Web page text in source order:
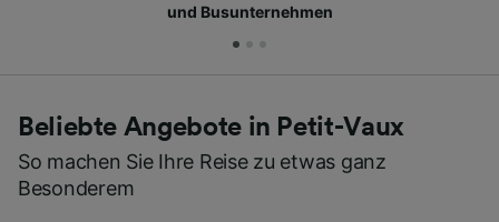
und Busunternehmen
Beliebte Angebote in Petit-Vaux
So machen Sie Ihre Reise zu etwas ganz
Besonderem